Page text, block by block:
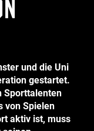
und die Uni
gestartet.
Sporttalenten
von Spielen
aktiv ist, muss